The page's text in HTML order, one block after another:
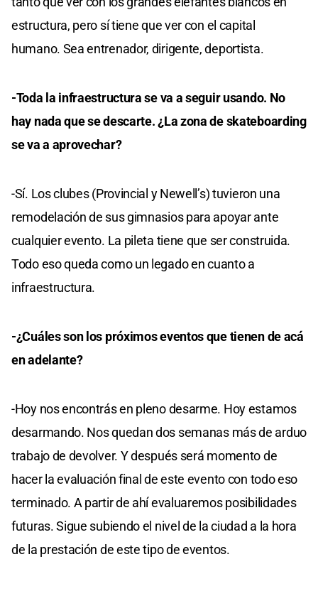
estructura, pero sí tiene que ver con el capital
humano. Sea entrenador, dirigente, deportista.
-Toda la infraestructura se va a seguir usando. No
hay nada que se descarte. ¿La zona de skateboarding
se va a aprovechar?
-Sí. Los clubes (Provincial y Newell’s) tuvieron una
remodelación de sus gimnasios para apoyar ante
cualquier evento. La pileta tiene que ser construida.
Todo eso queda como un legado en cuanto a
infraestructura.
-¿Cuáles son los próximos eventos que tienen de acá
en adelante?
-Hoy nos encontrás en pleno desarme. Hoy estamos
desarmando. Nos quedan dos semanas más de arduo
trabajo de devolver. Y después será momento de
hacer la evaluación final de este evento con todo eso
terminado. A partir de ahí evaluaremos posibilidades
futuras. Sigue subiendo el nivel de la ciudad a la hora
de la prestación de este tipo de eventos.